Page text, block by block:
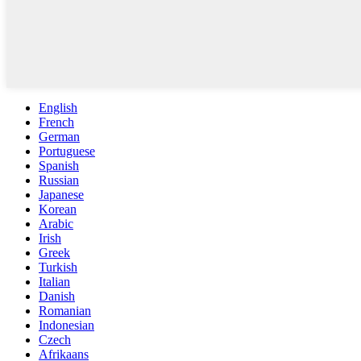
English
French
German
Portuguese
Spanish
Russian
Japanese
Korean
Arabic
Irish
Greek
Turkish
Italian
Danish
Romanian
Indonesian
Czech
Afrikaans